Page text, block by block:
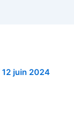
12 juin 2024